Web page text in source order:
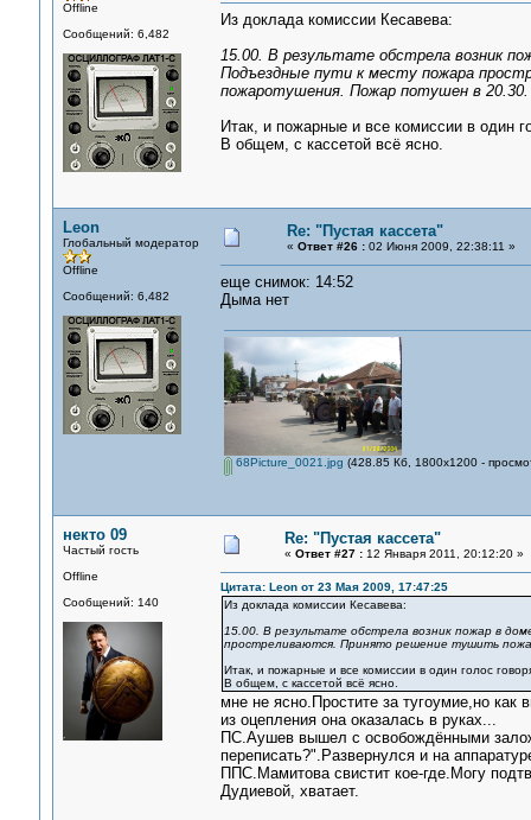
Offline
Сообщений: 6,482
Из доклада комиссии Кесавева:
15.00. В результате обстрела возник
Подъездные пути к месту пожара
пожаротушения. Пожар потушен в 20.30.
Итак, и пожарные и все комиссии в один
В общем, с кассетой всё ясно.
Leon
Глобальный модератор
Offline
Сообщений: 6,482
Re: "Пустая кассета"
« Ответ #26 :02 Июня 2009, 22:38:11 »
еще снимок: 14:52
Дыма нет
68Picture_0021.jpg (428.85 Кб, 1800x1200 -
некто 09
Частый гость
Offline
Сообщений: 140
Re: "Пустая кассета"
« Ответ #27 :12 Января 2011, 20:12:20 »
Цитата: Leon от 23 Мая 2009, 17:47:25
Из доклада комиссии Кесавева:
15.00. В результате обстрела возник пожар в
простреливаются. Принято решение тушить
Итак, и пожарные и все комиссии в один голос
В общем, с кассетой всё ясно.
мне не ясно.Простите за тугоумие,но
из оцепления она оказалась в руках...
ПС.Аушев вышел с освобождёнными
переписать?".Развернулся и на
ППС.Мамитова свистит кое-где.Могу
Дудиевой, хватает.